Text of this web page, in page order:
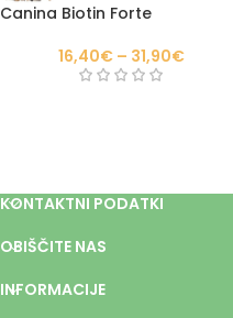
Canina Biotin Forte
16,40€ – 31,90€
KONTAKTNI PODATKI
OBIŠČITE NAS
INFORMACIJE